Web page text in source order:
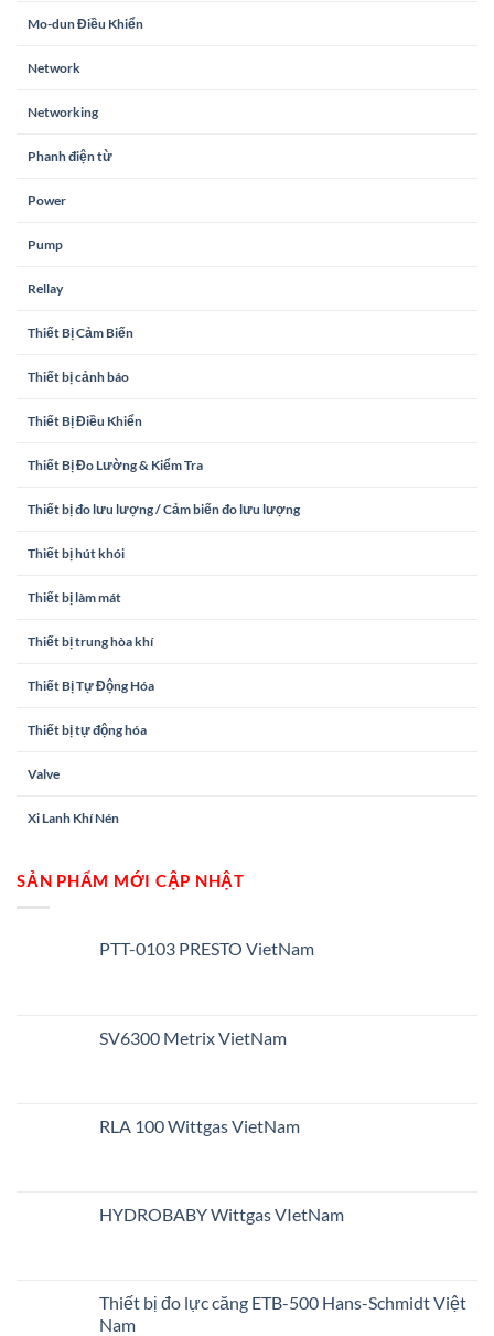
Mo-dun Điều Khiển
Network
Networking
Phanh điện từ
Power
Pump
Rellay
Thiết Bị Cảm Biến
Thiết bị cảnh báo
Thiết Bị Điều Khiển
Thiết Bị Đo Lường & Kiểm Tra
Thiết bị đo lưu lượng / Cảm biến đo lưu lượng
Thiết bị hút khói
Thiết bị làm mát
Thiết bị trung hòa khí
Thiết Bị Tự Động Hóa
Thiết bị tự động hóa
Valve
Xi Lanh Khí Nén
SẢN PHẨM MỚI CẬP NHẬT
PTT-0103 PRESTO VietNam
SV6300 Metrix VietNam
RLA 100 Wittgas VietNam
HYDROBABY Wittgas VIetNam
Thiết bị đo lực căng ETB-500 Hans-Schmidt Việt
Nam